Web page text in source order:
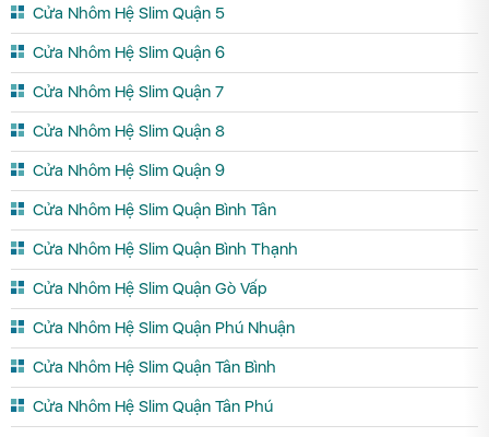
Cửa Nhôm Hệ Slim Quận 5
Cửa Nhôm Hệ Slim Quận 6
Cửa Nhôm Hệ Slim Quận 7
Cửa Nhôm Hệ Slim Quận 8
Cửa Nhôm Hệ Slim Quận 9
Cửa Nhôm Hệ Slim Quận Bình Tân
Cửa Nhôm Hệ Slim Quận Bình Thạnh
Cửa Nhôm Hệ Slim Quận Gò Vấp
Cửa Nhôm Hệ Slim Quận Phú Nhuận
Cửa Nhôm Hệ Slim Quận Tân Bình
Cửa Nhôm Hệ Slim Quận Tân Phú